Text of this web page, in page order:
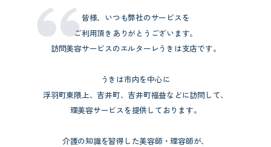
皆様、いつも弊社のサービスを
ご利用頂きありがとうございます。
訪問美容サービスのエルターレうきは支店です。
うきは市内を中心に
浮羽町東隈上、吉井町、吉井町福益などに訪問して、
理美容サービスを提供しております。
介護の知識を習得した美容師・理容師が、